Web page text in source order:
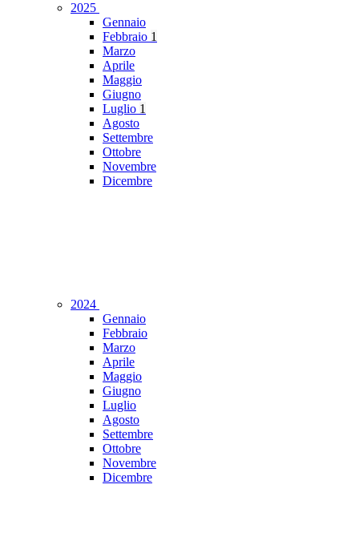
2025
Gennaio
Febbraio 1
Marzo
Aprile
Maggio
Giugno
Luglio 1
Agosto
Settembre
Ottobre
Novembre
Dicembre
2024
Gennaio
Febbraio
Marzo
Aprile
Maggio
Giugno
Luglio
Agosto
Settembre
Ottobre
Novembre
Dicembre